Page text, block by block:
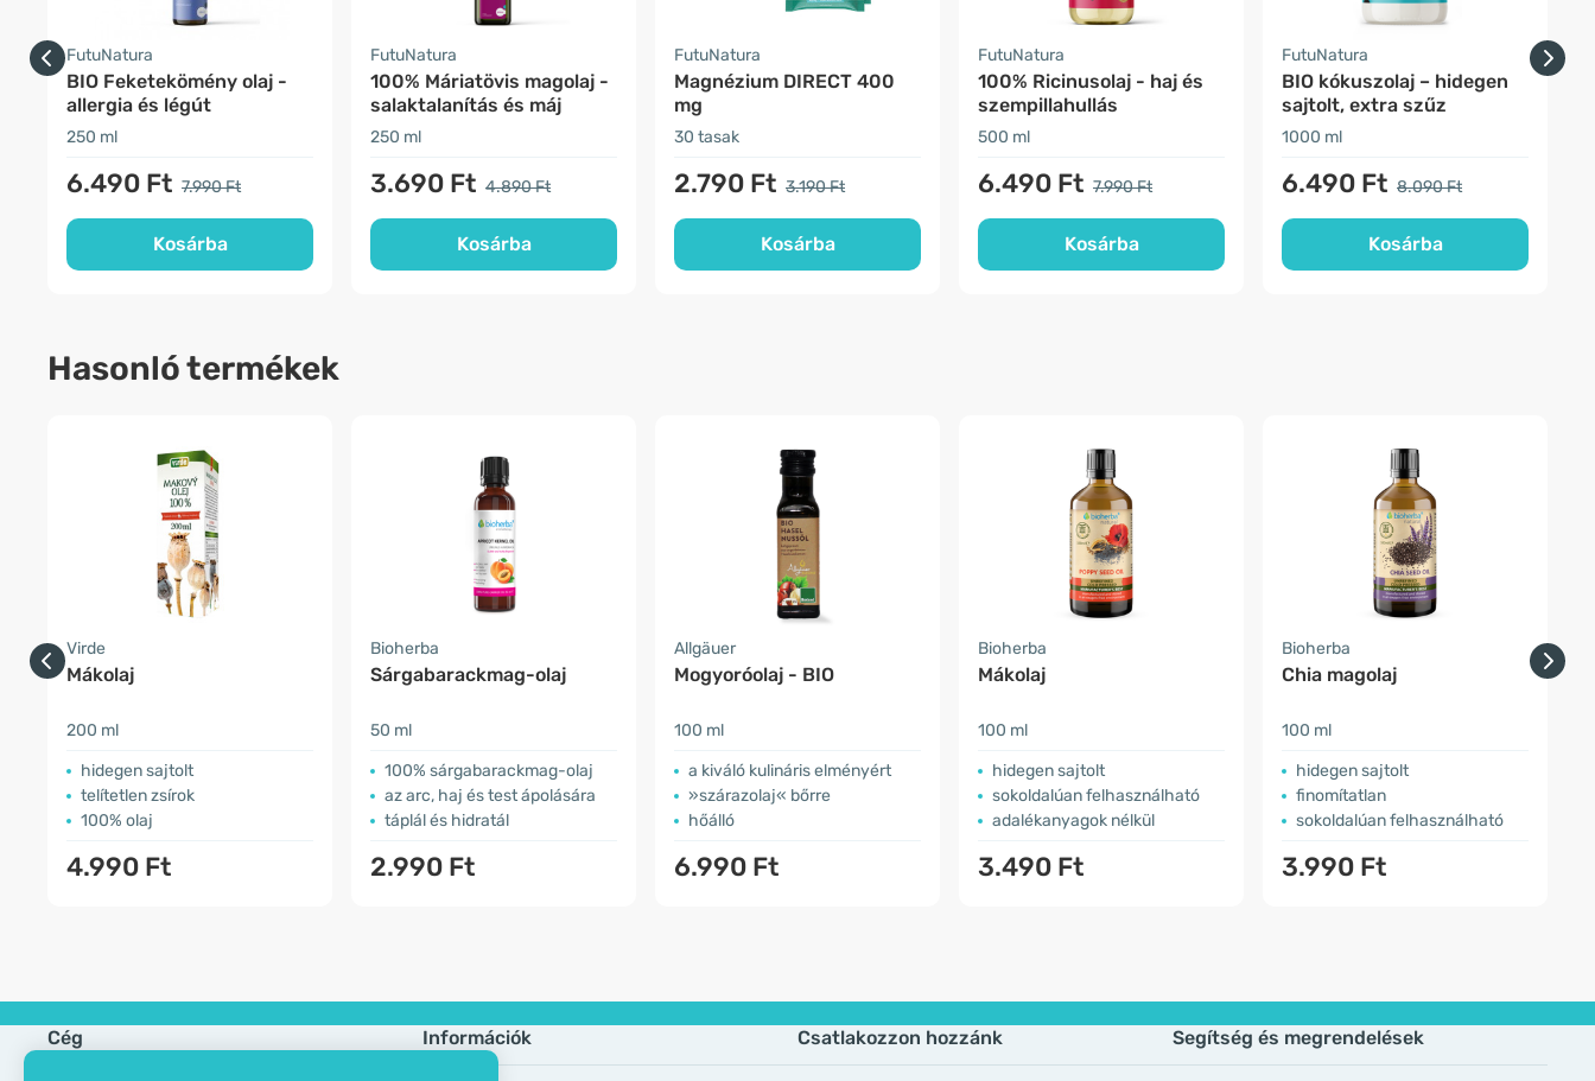
FutuNatura
BIO Feketekömény olaj -
allergia és légút
250 ml
6.490 Ft 7.990 Ft
Kosárba
FutuNatura
100% Máriatövis magolaj -
salaktalanítás és máj
250 ml
3.690 Ft 4.890 Ft
Kosárba
FutuNatura
Magnézium DIRECT 400
mg
30 tasak
2.790 Ft 3.190 Ft
Kosárba
FutuNatura
100% Ricinusolaj - haj és
szempillahullás
500 ml
6.490 Ft 7.990 Ft
Kosárba
FutuNatura
BIO kókuszolaj – hidegen
sajtolt, extra szűz
1000 ml
6.490 Ft 8.090 Ft
Kosárba
Hasonló termékek
Virde
Mákolaj
200 ml
hidegen sajtolt
telítetlen zsírok
100% olaj
4.990 Ft
Bioherba
Sárgabarackmag-olaj
50 ml
100% sárgabarackmag-olaj
az arc, haj és test ápolására
táplál és hidratál
2.990 Ft
Allgäuer
Mogyoróolaj - BIO
100 ml
a kiváló kulináris elményért
»szárazolaj« bőrre
hőálló
6.990 Ft
Bioherba
Mákolaj
100 ml
hidegen sajtolt
sokoldalúan felhasználható
adalékanyagok nélkül
3.490 Ft
Bioherba
Chia magolaj
100 ml
hidegen sajtolt
finomítatlan
sokoldalúan felhasználható
3.990 Ft
Cég Információk Csatlakozzon hozzánk Segítség és megrendelések